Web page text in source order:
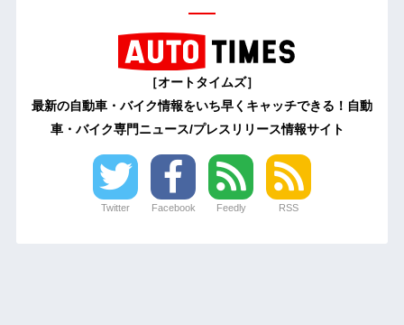
［オートタイムズ］
最新の自動車・バイク情報をいち早くキャッチできる！自動
車・バイク専門ニュース/プレスリリース情報サイト
Twitter Facebook Feedly RSS